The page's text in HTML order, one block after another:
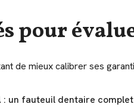
pour
de mieux calibrer ses
: un fauteuil dentaire